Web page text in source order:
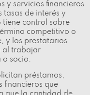
y servicios financieros
tasas de interés y
tiene control sobre
competitivo o
y los prestatarios
al trabajar
o socio.
préstamos,
financieros que